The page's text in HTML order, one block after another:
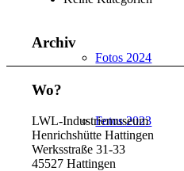
Fotos 2024
Fotos 2023
Archiv
Wo?
LWL-Industriemuseum
Henrichshütte Hattingen
Werksstraße 31-33
45527 Hattingen